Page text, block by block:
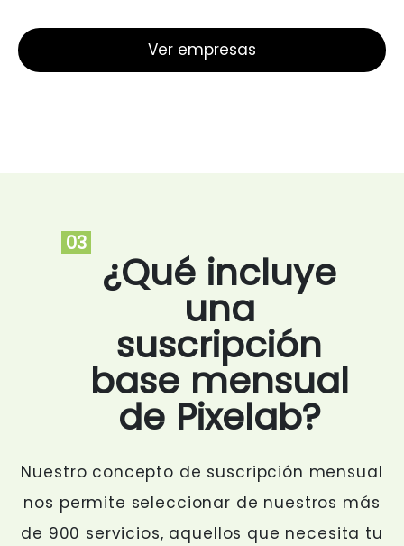
Ver empresas
03
¿Qué incluye
una
suscripción
base mensual
de Pixelab?
Nuestro concepto de suscripción mensual
nos permite seleccionar de nuestros más
de 900 servicios, aquellos que necesita tu